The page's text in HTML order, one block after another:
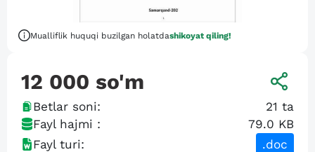
Mualliflik huquqi buzilgan holatdashikoyat qiling!
12 000 so'm
Betlar soni: 21 ta
Fayl hajmi :
79.0 KB
Fayl turi:
.doc